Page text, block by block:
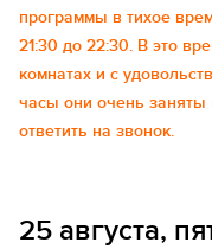
программы в тихое
21:30 до 22:30. В это
комнатах и с
часы они очень заняты
ответить на звонок.
25 августа,